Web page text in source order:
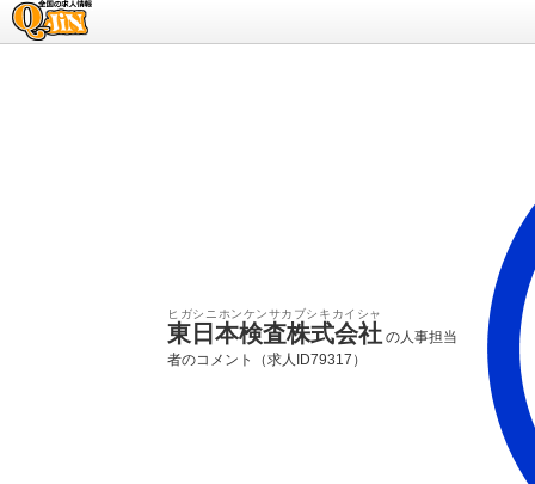
東日本検査株式会社
ヒガシニホンケンサカブシキカイシャ
の人事担当
者のコメント（求人ID79317）
求人情報のQ-JiN